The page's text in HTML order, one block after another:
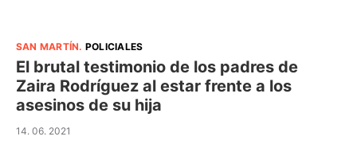
SAN MARTÍN. POLICIALES
El brutal testimonio de los padres de
Zaira Rodríguez al estar frente a los
asesinos de su hija
14. 06. 2021